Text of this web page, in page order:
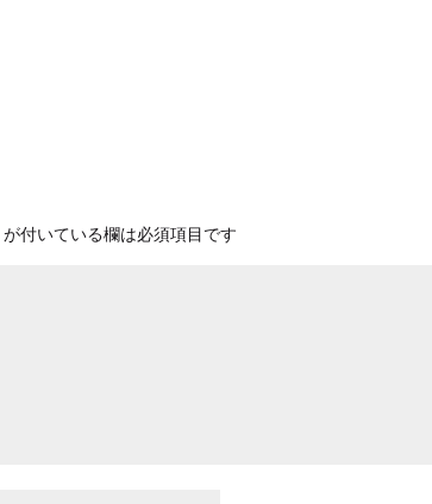
が付いている欄は必須項目です